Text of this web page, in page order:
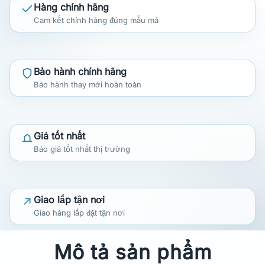
Hàng chính hãng
Cam kết chính hãng đúng mẫu mã
Bảo hành chính hãng
Bảo hành thay mới hoàn toàn
Giá tốt nhất
Báo giá tốt nhất thị trường
Giao lắp tận nơi
Giao hàng lắp đặt tận nơi
Mô tả sản phẩm